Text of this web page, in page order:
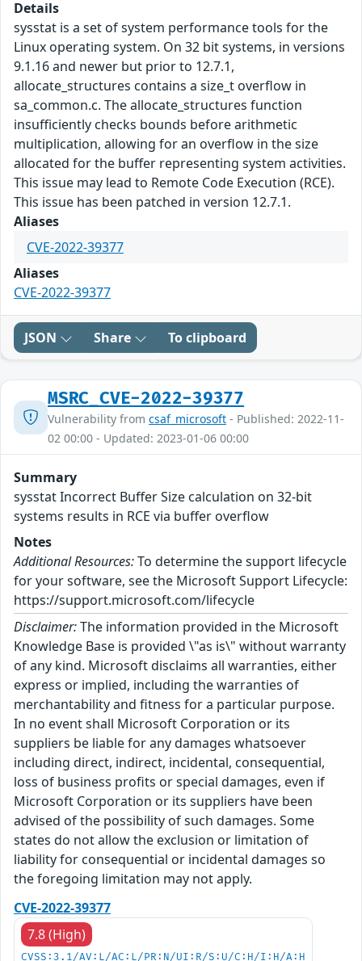
Details
sysstat is a set of system performance tools for the
Linux operating system. On 32 bit systems, in versions
9.1.16 and newer but prior to 12.7.1,
allocate_structures contains a size_t overflow in
sa_common.c. The allocate_structures function
insufficiently checks bounds before arithmetic
multiplication, allowing for an overflow in the size
allocated for the buffer representing system activities.
This issue may lead to Remote Code Execution (RCE).
This issue has been patched in version 12.7.1.
Aliases
CVE-2022-39377
Aliases
CVE-2022-39377
JSON Share To clipboard
MSRC_CVE-2022-39377
Vulnerability from csaf_microsoft - Published: 2022-11-
02 00:00 - Updated: 2023-01-06 00:00
Summary
sysstat Incorrect Buffer Size calculation on 32-bit
systems results in RCE via buffer overflow
Notes
Additional Resources:To determine the support lifecycle
for your software, see the Microsoft Support Lifecycle:
https://support.microsoft.com/lifecycle
Disclaimer:The information provided in the Microsoft
Knowledge Base is provided \"as is\" without warranty
of any kind. Microsoft disclaims all warranties, either
express or implied, including the warranties of
merchantability and fitness for a particular purpose.
In no event shall Microsoft Corporation or its
suppliers be liable for any damages whatsoever
including direct, indirect, incidental, consequential,
loss of business profits or special damages, even if
Microsoft Corporation or its suppliers have been
advised of the possibility of such damages. Some
states do not allow the exclusion or limitation of
liability for consequential or incidental damages so
the foregoing limitation may not apply.
CVE-2022-39377
7.8 (High)
CVSS:3.1/AV:L/AC:L/PR:N/UI:R/S:U/C:H/I:H/A:H